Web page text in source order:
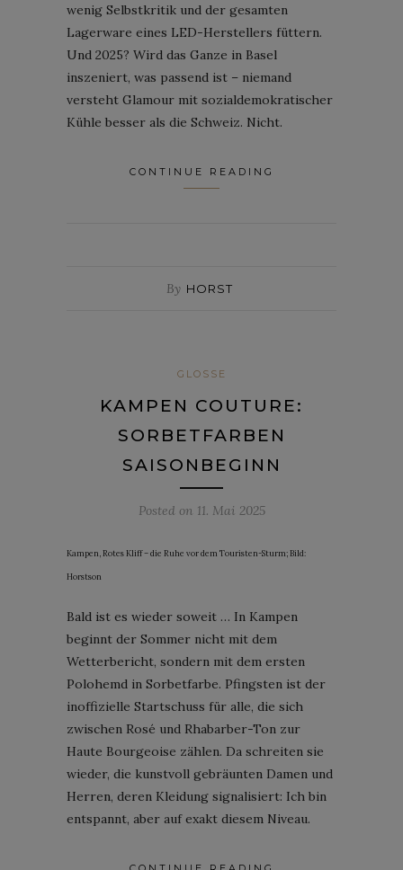
wenig Selbstkritik und der gesamten
Lagerware eines LED-Herstellers füttern.
Und 2025? Wird das Ganze in Basel
inszeniert, was passend ist – niemand
versteht Glamour mit sozialdemokratischer
Kühle besser als die Schweiz. Nicht.
CONTINUE READING
By HORST
GLOSSE
KAMPEN COUTURE:
SORBETFARBEN
SAISONBEGINN
Posted on 11. Mai 2025
Kampen, Rotes Kliff – die Ruhe vor dem Touristen-Sturm; Bild:
Horstson
Bald ist es wieder soweit … In Kampen
beginnt der Sommer nicht mit dem
Wetterbericht, sondern mit dem ersten
Polohemd in Sorbetfarbe. Pfingsten ist der
inoffizielle Startschuss für alle, die sich
zwischen Rosé und Rhabarber-Ton zur
Haute Bourgeoise zählen. Da schreiten sie
wieder, die kunstvoll gebräunten Damen und
Herren, deren Kleidung signalisiert: Ich bin
entspannt, aber auf exakt diesem Niveau.